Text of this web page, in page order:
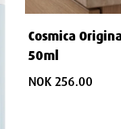
Cosmica
50ml
NOK 256.00